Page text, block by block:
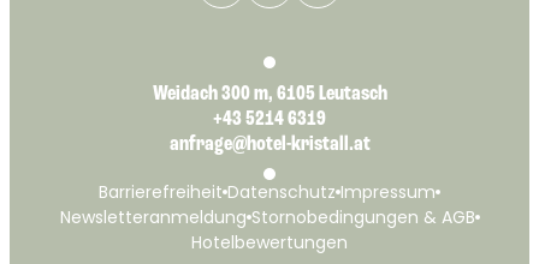
Weidach 300 m, 6105 Leutasch
+43 5214 6319
anfrage@hotel-kristall.at
Barrierefreiheit Datenschutz Impressum
Newsletteranmeldung Stornobedingungen & AGB
Hotelbewertungen